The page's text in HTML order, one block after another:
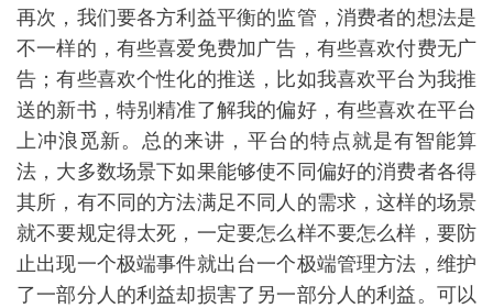
再次，我们要各方利益平衡的监管，消费者的想法是
不一样的，有些喜爱免费加广告，有些喜欢付费无广
告；有些喜欢个性化的推送，比如我喜欢平台为我推
送的新书，特别精准了解我的偏好，有些喜欢在平台
上冲浪觅新。总的来讲，平台的特点就是有智能算
法，大多数场景下如果能够使不同偏好的消费者各得
其所，有不同的方法满足不同人的需求，这样的场景
就不要规定得太死，一定要怎么样不要怎么样，要防
止出现一个极端事件就出台一个极端管理方法，维护
了一部分人的利益却损害了另一部分人的利益。可以